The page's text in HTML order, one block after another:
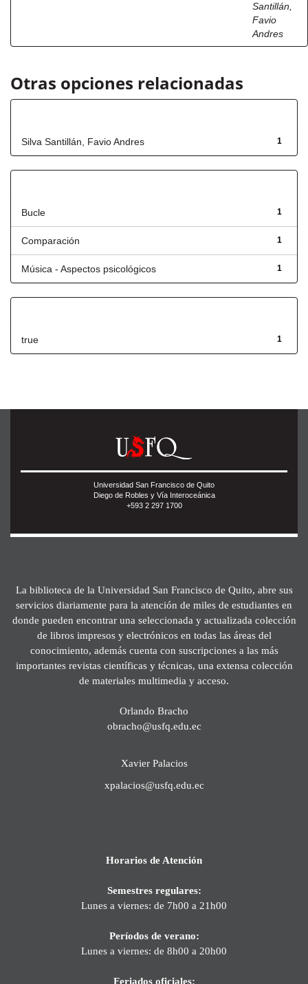
Santillán,
Favio
Andres
Otras opciones relacionadas
1
Silva Santillán, Favio Andres
1
Bucle
1
Comparación
1
Música - Aspectos psicológicos
1
true
Universidad San Francisco de Quito
Diego de Robles y Vía Interoceánica
+593 2 297 1700
La biblioteca de la Universidad San Francisco de Quito, abre sus
servicios diariamente para la atención de miles de estudiantes en
donde pueden encontrar una seleccionada y actualizada colección
de libros impresos y electrónicos en todas las áreas del
conocimiento, además cuenta con suscripciones a las más
importantes revistas científicas y técnicas, una extensa colección
de materiales multimedia y acceso.
Orlando Bracho
obracho@usfq.edu.ec
Xavier Palacios
xpalacios@usfq.edu.ec
Horarios de Atención
Semestres regulares:
Lunes a viernes: de 7h00 a 21h00
Períodos de verano:
Lunes a viernes: de 8h00 a 20h00
Feriados oficiales: